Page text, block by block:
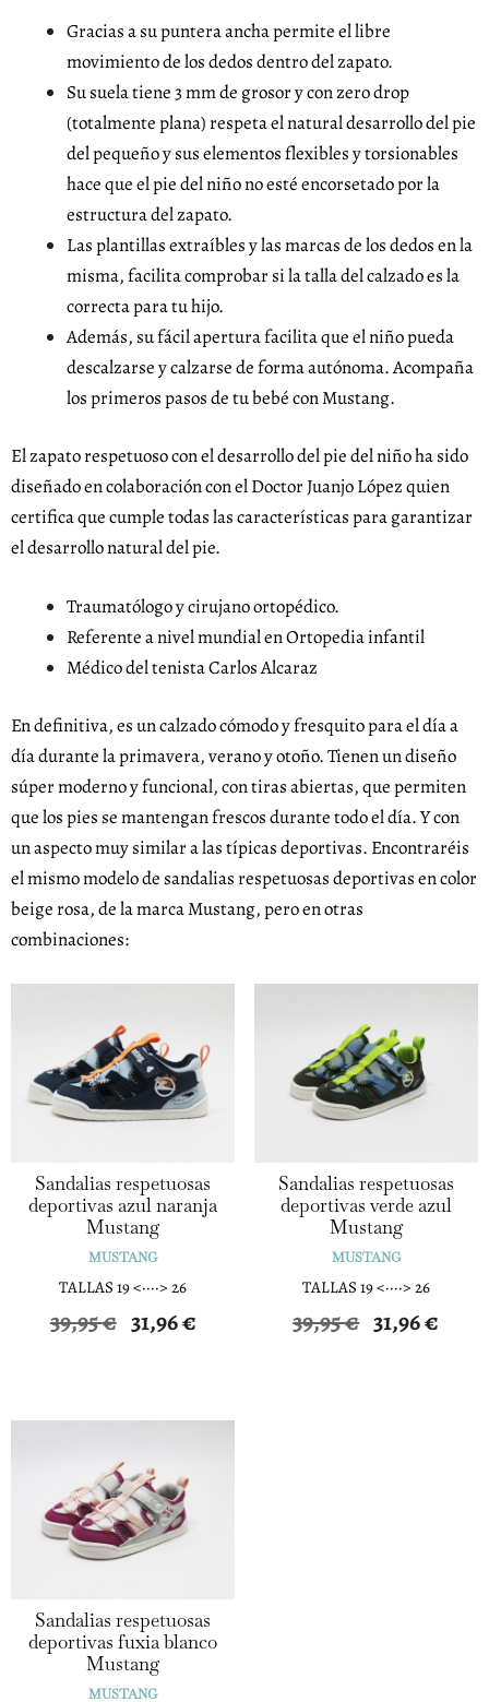
Gracias a su puntera ancha permite el libre
movimiento de los dedos dentro del zapato.
Su suela tiene 3 mm de grosor y con zero drop
(totalmente plana) respeta el natural desarrollo del pie
del pequeño y sus elementos flexibles y torsionables
hace que el pie del niño no esté encorsetado por la
estructura del zapato.
Las plantillas extraíbles y las marcas de los dedos en la
misma, facilita comprobar si la talla del calzado es la
correcta para tu hijo.
Además, su fácil apertura facilita que el niño pueda
descalzarse y calzarse de forma autónoma. Acompaña
los primeros pasos de tu bebé con Mustang.
El zapato respetuoso con el desarrollo del pie del niño ha sido
diseñado en colaboración con el Doctor Juanjo López quien
certifica que cumple todas las características para garantizar
el desarrollo natural del pie.
Traumatólogo y cirujano ortopédico.
Referente a nivel mundial en Ortopedia infantil
Médico del tenista Carlos Alcaraz
En definitiva, es un calzado cómodo y fresquito para el día a
día durante la primavera, verano y otoño. Tienen un diseño
súper moderno y funcional, con tiras abiertas, que permiten
que los pies se mantengan frescos durante todo el día. Y con
un aspecto muy similar a las típicas deportivas. Encontraréis
el mismo modelo de sandalias respetuosas deportivas en color
beige rosa, de la marca Mustang, pero en otras
combinaciones:
Sandalias respetuosas
deportivas azul naranja
Mustang
MUSTANG
TALLAS 19 <····> 26
39,95€
El
precio
39,95 €.
31,96€El
31,96 €.
Sandalias respetuosas
deportivas verde azul
Mustang
MUSTANG
TALLAS 19 <····> 26
39,95€
El
precio
31,96€
Sandalias respetuosas
deportivas fuxia blanco
Mustang
MUSTANG